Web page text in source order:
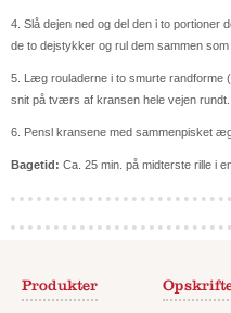
4. Slå dejen ned og del den i to portioner
de to dejstykker og rul dem sammen som
5. Læg rouladerne i to smurte randforme
snit på tværs af kransen hele vejen
6. Pensl kransene med sammenpisket
Bagetid: Ca. 25 min. på midterste rille i
Produkter